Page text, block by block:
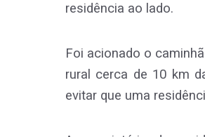
residência ao lado.
Foi acionado o
rural cerca de 10 km
evitar que uma